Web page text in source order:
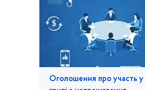
Оголошення про участь у